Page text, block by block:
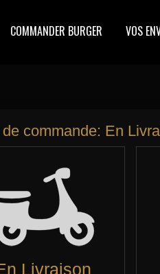
COMMANDER BURGER VOS
PIZZAS SPÉCIALES
DESSERTS